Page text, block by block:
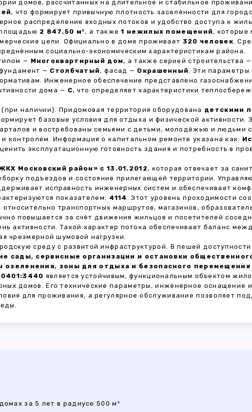
домов, рассчитанных на длительное и стабильное
, что формирует привычную плотность заселённости для
распределение входных потоков и удобство доступа к
2 847.50 м², а также1 нежилых помещений, которые
цели. Официально в доме проживает 320 человек.
социально-экономическим характеристикам района.
— Многоквартирный дом, а также серией строительства —
— Столбчатый, фасад — Окрашенный. Эти параметры
Инженерное обеспечение представлено
дома — C, что определяет характеристики
(при наличии). Придомовая территория оборудована детскими
базовые условия для отдыха и физической активности.
и востребованы семьями с детьми, молодёжью и людьми
контролем. Информация о капитальном ремонте указана как:
эксплуатационную готовность здания и потребность в
Московский район» с 13.01.2012, которая отвечает за
подъездов и состояние прилегающей территории.
исправность инженерных систем и обеспечивает
показателем: 4114 . Этот уровень проходимости
транспортных маршрутов, магазинов,
повышается за счёт движения жильцов и посетителей
активности. Такой характер потока обеспечивает баланс
чрезмерной шумовой нагрузки.
среду с развитой инфраструктурой. В пешей
сады, сервисные организации и остановки
озеленения, зоны для отдыха и безопасного
является устойчивым, функциональным объектом
домов. Его технические параметры, инженерное оснащение
для проживания, а регулярное обслуживание позволяет
за 5 лет в радиусе 500 м²